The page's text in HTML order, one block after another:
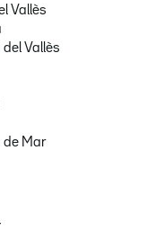
Vallès
del Vallès
de Mar